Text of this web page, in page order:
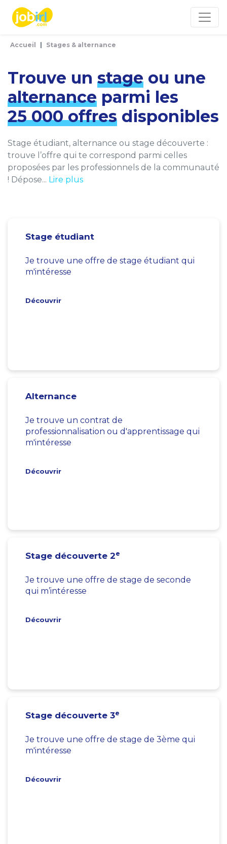
Accueil Stages & alternance
Trouve un stage ou une
alternance parmi les
25 000 offres disponibles
Stage étudiant, alternance ou stage découverte :
trouve l’offre qui te correspond parmi celles
proposées par les professionnels de la communauté
! Dépose... Lire plus
Stage étudiant
Je trouve une offre de stage étudiant qui
m'intéresse
Découvrir
Alternance
Je trouve un contrat de
professionnalisation ou d'apprentissage qui
m'intéresse
Découvrir
Stage découverte 2e
Je trouve une offre de stage de seconde
qui m’intéresse
Découvrir
Stage découverte 3e
Je trouve une offre de stage de 3ème qui
m'intéresse
Découvrir
Panneau de gestion des cookies